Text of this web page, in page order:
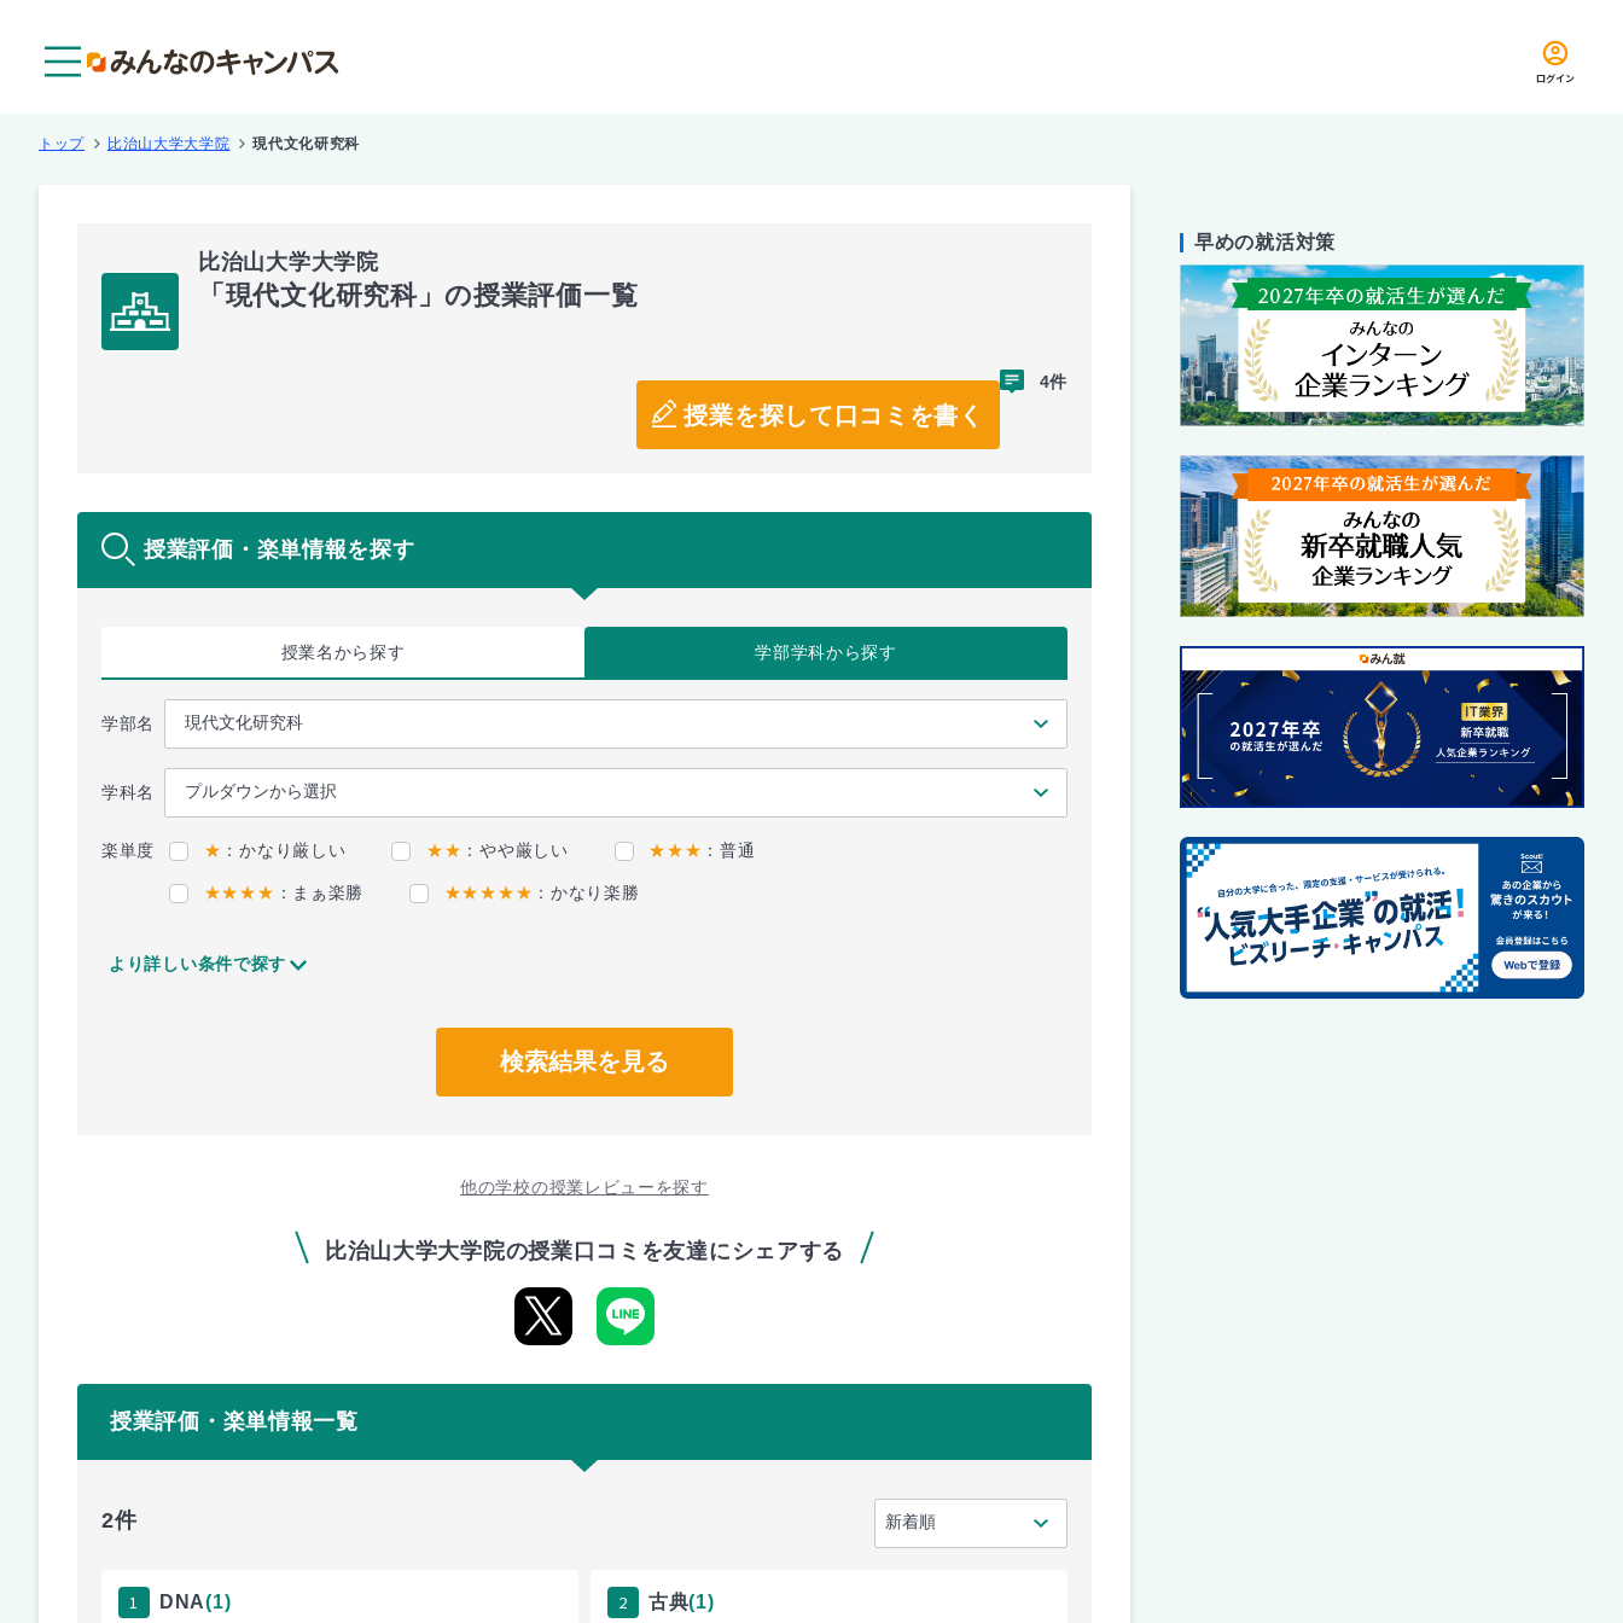
ログイン
トップ 比治山大学大学院 現代文化研究科
比治山大学大学院
「現代文化研究科」の授業評価一覧
授業を探して口コミを書く
4件
授業評価・楽単情報を探す
授業名から探す 学部学科から探す
学部名
学科名
楽単度 ★ ：かなり厳しい ★★ ：やや厳しい ★★★ ：普通
★★★★ ：まぁ楽勝 ★★★★★ ：かなり楽勝
より詳しい条件で探す
検索結果を見る
他の学校の授業レビューを探す
比治山大学大学院の授業口コミを友達にシェアする
授業評価・楽単情報一覧
2件
1 DNA(1) 2 古典(1)
早めの就活対策